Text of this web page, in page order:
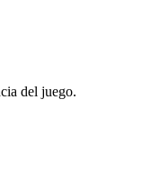
del juego.